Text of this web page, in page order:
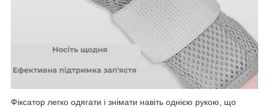
Фіксатор легко одягати і знімати навіть однією рукою, що